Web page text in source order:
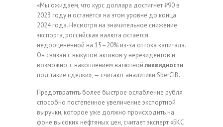
«Мы ожидаем, что курс доллара достигнет ₽90 в
2023 году и останется на этом уровне до конца
2024 года. Несмотря на значительное снижение
экспорта, российская валюта остается
недооцененной на 15–20% из-за оттока капитала.
Он связан с выкупом активов у нерезидентов и,
возможно, с накоплением валютнойликвидности
под такие сделки», — считают аналитики SberCIB.
Предотвратить более быстрое ослабление рубля
способно постепенное увеличение экспортной
выручки, которое уже должно происходить на
фоне высоких нефтяных цен, считает эксперт «БКС